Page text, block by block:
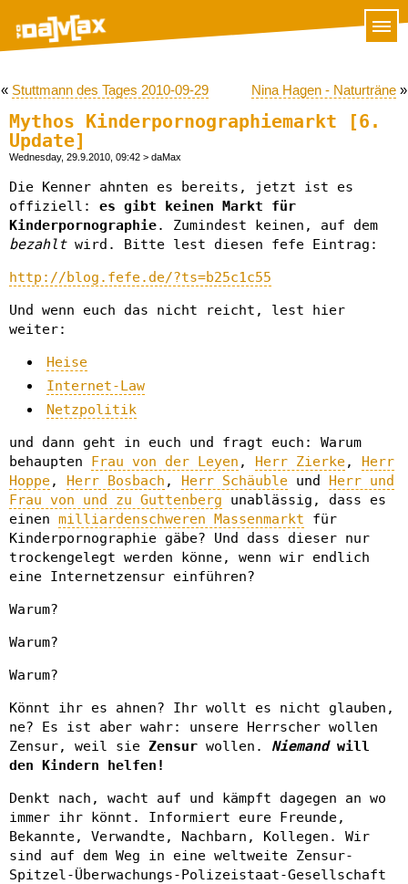
« Stuttmann des Tages 2010-09-29 Nina Hagen - Naturträne »
Mythos Kinderpornographiemarkt [6.
Update]
Wednesday, 29.9.2010, 09:42 > daMax
Die Kenner ahnten es bereits, jetzt ist es
offiziell: es gibt keinen Markt für
Kinderpornographie. Zumindest keinen, auf dem
bezahltwird. Bitte lest diesen fefe Eintrag:
http://blog.fefe.de/?ts=b25c1c55
Und wenn euch das nicht reicht, lest hier
weiter:
Heise
Internet-Law
Netzpolitik
und dann geht in euch und fragt euch: Warum
behaupten Frau von der Leyen , Herr Zierke, Herr
Hoppe, Herr Bosbach , Herr Schäuble und Herr und
Frau von und zu Guttenberg unablässig, dass es
einen milliardenschweren Massenmarkt für
Kinderpornographie gäbe? Und dass dieser nur
trockengelegt werden könne, wenn wir endlich
eine Internetzensur einführen?
Warum?
Warum?
Warum?
Könnt ihr es ahnen? Ihr wollt es nicht glauben,
ne? Es ist aber wahr: unsere Herrscher wollen
Zensur, weil sie Zensur wollen. Niemand will
den Kindern helfen!
Denkt nach, wacht auf und kämpft dagegen an wo
immer ihr könnt. Informiert eure Freunde,
Bekannte, Verwandte, Nachbarn, Kollegen. Wir
sind auf dem Weg in eine weltweite Zensur-
Spitzel-Überwachungs-Polizeistaat-Gesellschaft